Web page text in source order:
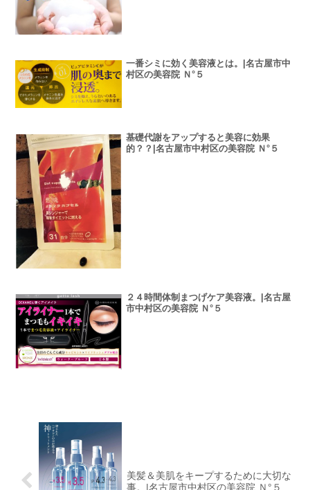
一番シミに効く美容液とは。|名古屋市中
村区の美容院 Ｎ°５
基礎代謝をアップすると美容に効果
的？？|名古屋市中村区の美容院 Ｎ°５
２４時間体制まつげケア美容液。|名古屋
市中村区の美容院 Ｎ°５
美髪＆美肌をキープするために大切な
事。|名古屋市中村区の美容院 Ｎ°５